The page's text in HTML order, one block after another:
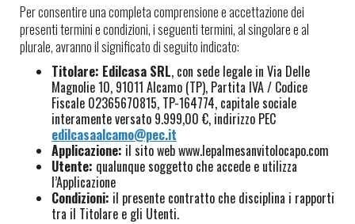
Per consentire una completa comprensione e accettazione dei
presenti termini e condizioni, i seguenti termini, al singolare e al
plurale, avranno il significato di seguito indicato:
Titolare: Edilcasa SRL, con sede legale in Via Delle
Magnolie 10, 91011 Alcamo (TP), Partita IVA / Codice
Fiscale 02365670815, TP-164774, capitale sociale
interamente versato 9.999,00 €, indirizzo PEC
edilcasaalcamo@pec.it
Applicazione: il sito web www.lepalmesanvitolocapo.com
Utente: qualunque soggetto che accede e utilizza
l’Applicazione
Condizioni: il presente contratto che disciplina i rapporti
tra il Titolare e gli Utenti.